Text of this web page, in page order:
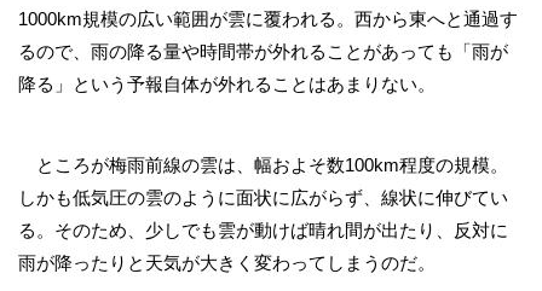
1000km規模の広い範囲が雲に覆われる。西から東へと通過す
るので、雨の降る量や時間帯が外れることがあっても「雨が
降る」という予報自体が外れることはあまりない。
ところが梅雨前線の雲は、幅およそ数100km程度の規模。
しかも低気圧の雲のように面状に広がらず、線状に伸びてい
る。そのため、少しでも雲が動けば晴れ間が出たり、反対に
雨が降ったりと天気が大きく変わってしまうのだ。